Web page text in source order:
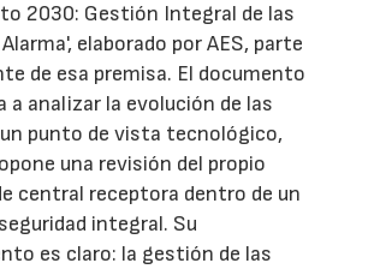
2030: Gestión Integral de las
elaborado por AES, parte
de esa premisa. El documento
a analizar la evolución de las
un punto de vista tecnológico,
una revisión del propio
central receptora dentro de un
integral. Su
es claro: la gestión de las